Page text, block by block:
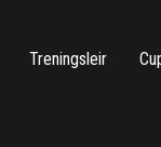
Treningsleir